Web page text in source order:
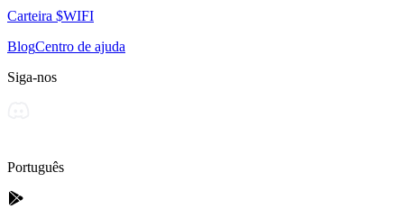
Carteira $WIFI
BlogCentro de ajuda
Siga-nos
Português